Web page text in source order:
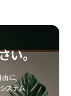
い。
に。
ステム